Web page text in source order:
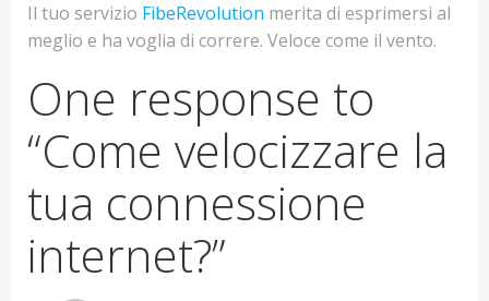
Il tuo servizio FibeRevolution merita di esprimersi al
meglio e ha voglia di correre. Veloce come il vento.
One response to
“Come velocizzare la
tua connessione
internet?”